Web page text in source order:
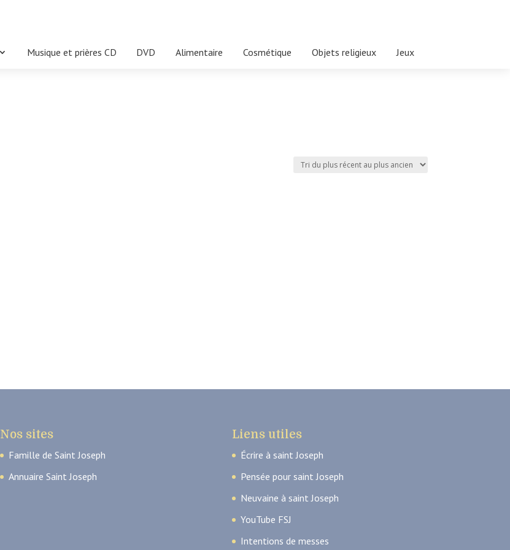
Musique et prières CD DVD Alimentaire Cosmétique Objets religieux Jeux
Nos sites
Famille de Saint Joseph
Annuaire Saint Joseph
Liens utiles
Écrire à saint Joseph
Pensée pour saint Joseph
Neuvaine à saint Joseph
YouTube FSJ
Intentions de messes